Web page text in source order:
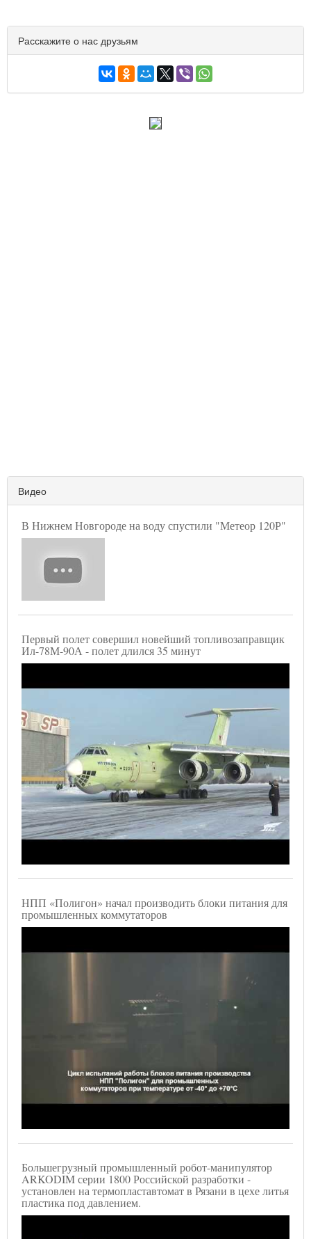
Расскажите о нас друзьям
Видео
В Нижнем Новгороде на воду спустили "Метеор 120Р"
Первый полет совершил новейший топливозаправщик
Ил-78М-90А - полет длился 35 минут
НПП «Полигон» начал производить блоки питания для
промышленных коммутаторов
Большегрузный промышленный робот-манипулятор
ARKODIM серии 1800 Российской разработки -
установлен на термопластавтомат в Рязани в цехе литья
пластика под давлением.